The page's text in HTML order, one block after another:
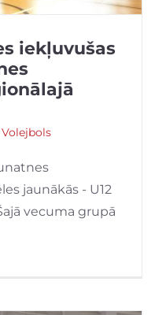
iekļuvušas
Volejbols
jaunākās - U12
vecuma grupā